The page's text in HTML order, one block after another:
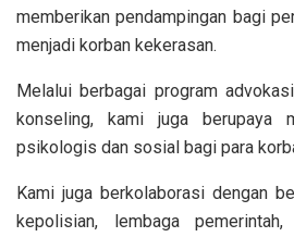
memberikan pendampingan bagi
menjadi korban kekerasan.
Melalui berbagai program
konseling, kami juga berupaya
psikologis dan sosial bagi para
Kami juga berkolaborasi dengan
kepolisian, lembaga